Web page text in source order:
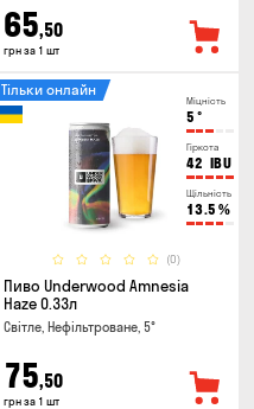
65,50
грн за 1 шт
Міцність
5 °
Гіркота
42 IBU
Щільність
13.5 %
(0)
Тільки онлайн
Пиво Underwood Amnesia
Haze 0.33л
Світле, Нефільтроване, 5°
75,50
грн за 1 шт